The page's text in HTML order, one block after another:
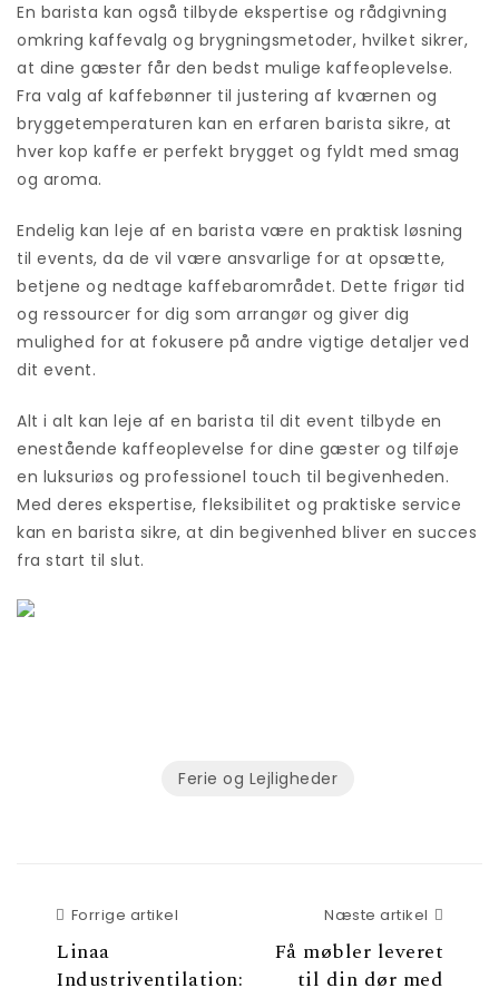
En barista kan også tilbyde ekspertise og rådgivning
omkring kaffevalg og brygningsmetoder, hvilket sikrer,
at dine gæster får den bedst mulige kaffeoplevelse.
Fra valg af kaffebønner til justering af kværnen og
bryggetemperaturen kan en erfaren barista sikre, at
hver kop kaffe er perfekt brygget og fyldt med smag
og aroma.
Endelig kan leje af en barista være en praktisk løsning
til events, da de vil være ansvarlige for at opsætte,
betjene og nedtage kaffebarområdet. Dette frigør tid
og ressourcer for dig som arrangør og giver dig
mulighed for at fokusere på andre vigtige detaljer ved
dit event.
Alt i alt kan leje af en barista til dit event tilbyde en
enestående kaffeoplevelse for dine gæster og tilføje
en luksuriøs og professionel touch til begivenheden.
Med deres ekspertise, fleksibilitet og praktiske service
kan en barista sikre, at din begivenhed bliver en succes
fra start til slut.
Ferie og Lejligheder
Forrige artikel
Linaa
Industriventilation:
Næste artikel
Få møbler leveret
til din dør med